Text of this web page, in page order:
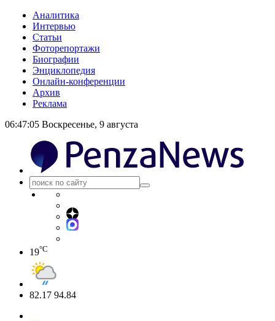
Аналитика
Интервью
Статьи
Фоторепортажи
Биографии
Энциклопедия
Онлайн-конференции
Архив
Реклама
06:47:05 Воскресенье, 9 августа
19°C
82.17 94.84